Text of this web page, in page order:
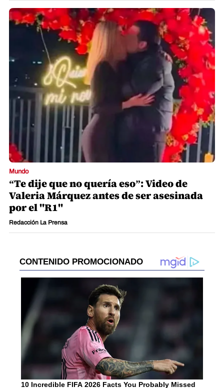
Mundo
“Te dije que no quería eso”: Video de
Valeria Márquez antes de ser asesinada
por el "R1"
Redacción La Prensa